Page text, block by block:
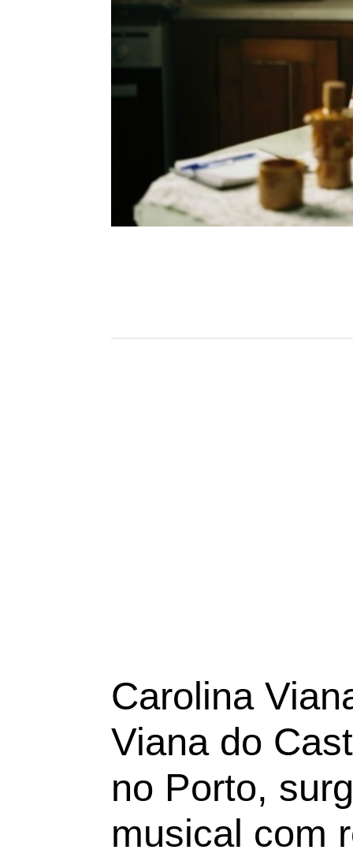
Carolina
Viana do
no Porto,
musical com